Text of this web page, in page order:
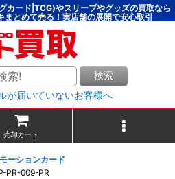
カード|TCG)やスリーブやグッズの買取なら
とめて売る！実店舗の展開で安心取引
検索
が届いていないお客様へ
売却カート
ーションカード
PR-009-PR